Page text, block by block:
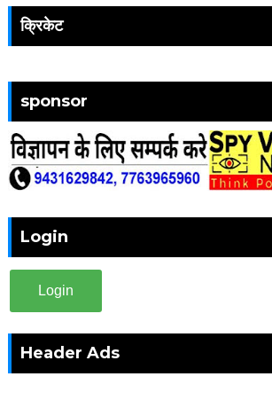
क्रिकेट
sponsor
Login
Login
Header Ads